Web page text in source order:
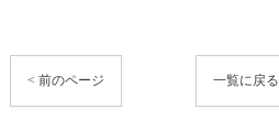
< 前のページ 一覧に戻る